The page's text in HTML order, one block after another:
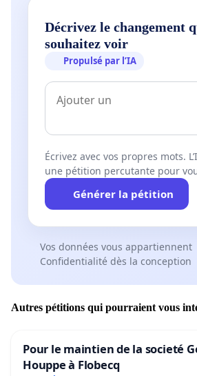
Décrivez le changement
souhaitez voir
Propulsé par l’IA
Écrivez avec vos propres mots.
une pétition percutante pour
Générer la pétition
Vos données vous appartiennent
Confidentialité dès la conception
Autres pétitions qui pourraient vous
Pour le maintien de la societé
Houppe à Flobecq